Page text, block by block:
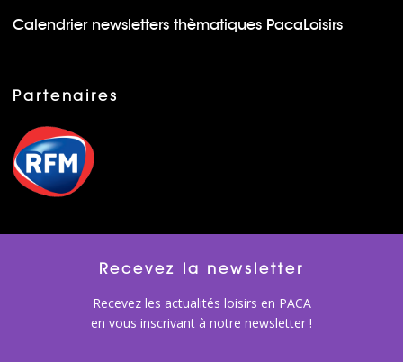
Calendrier newsletters thèmatiques PacaLoisirs
Partenaires
Recevez la newsletter
Recevez les actualités loisirs en PACA
en vous inscrivant à notre newsletter !